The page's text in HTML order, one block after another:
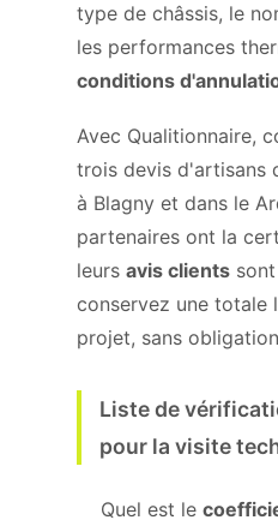
type de châssis, le
les performances
conditions
Avec Qualitionnaire,
trois devis d'artisans
à Blagny et dans le
partenaires ont la
leurs avis clients
conservez une totale
projet, sans
Liste de
pour la visite
Quel est le